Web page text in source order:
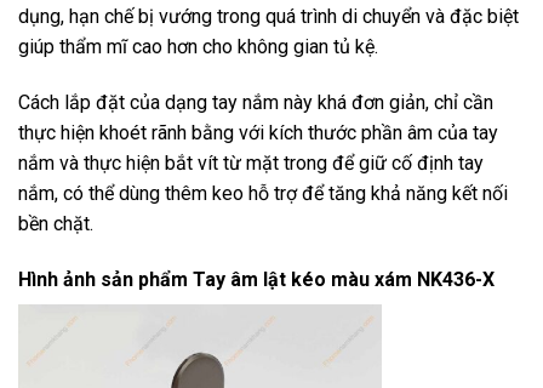
dụng, hạn chế bị vướng trong quá trình di chuyển và đặc biệt
giúp thẩm mĩ cao hơn cho không gian tủ kệ.
Cách lắp đặt của dạng tay nắm này khá đơn giản, chỉ cần
thực hiện khoét rãnh bằng với kích thước phần âm của tay
nắm và thực hiện bắt vít từ mặt trong để giữ cố định tay
nắm, có thể dùng thêm keo hỗ trợ để tăng khả năng kết nối
bền chặt.
Hình ảnh sản phẩm Tay âm lật kéo màu xám NK436-X